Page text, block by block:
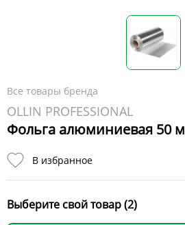
Все товары бренда
OLLIN PROFESSIONAL
Фольга алюминиевая 50 м
В избранное
Выберите свой товар (2)